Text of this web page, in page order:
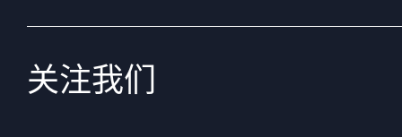
关注我们